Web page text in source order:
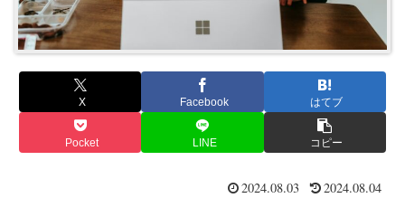
X Facebook はてブ
Pocket LINE コピー
2024.08.03 2024.08.04